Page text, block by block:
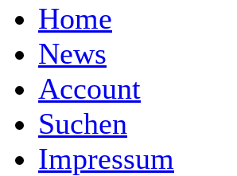
Home
News
Account
Suchen
Impressum